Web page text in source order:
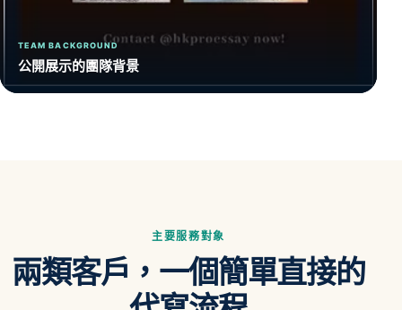
TEAM BACKGROUND
公開展示的團隊背景
主要服務對象
兩類客戶，一個簡單直接的